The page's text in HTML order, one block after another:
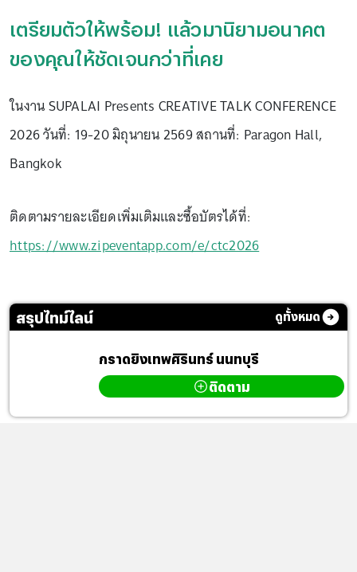
เตรียมตัวให้พร้อม! แล้วมานิยามอนาคต
ของคุณให้ชัดเจนกว่าที่เคย
ในงาน SUPALAI Presents CREATIVE TALK CONFERENCE
2026 วันที่: 19-20 มิถุนายน 2569 สถานที่: Paragon Hall,
Bangkok
ติดตามรายละเอียดเพิ่มเติมและซื้อบัตรได้ที่:
https://www.zipeventapp.com/e/ctc2026
สรุปไทม์ไลน์ ดูทั้งหมด
กราดยิงเทพศิรินทร์ นนทบุรี
ติดตาม